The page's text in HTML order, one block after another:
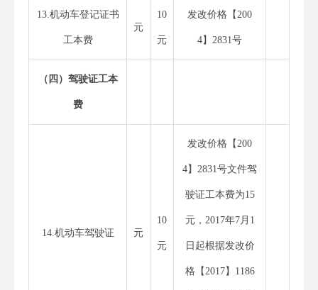
13.机动车登记证书
工本费
元
10
元
发改价格【200
4】2831号
（四）驾驶证工本
费
14.机动车驾驶证 元
10
元
发改价格【200
4】2831号文件驾
驶证工本费为15
元，2017年7月1
日起根据发改价
格【2017】1186